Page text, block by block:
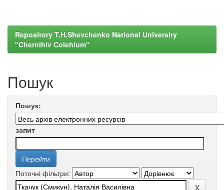
Repository T.H.Shevchenko National University
"Chernihiv Colehium"
Пошук
Пошук:
запит
Поточні фільтри: